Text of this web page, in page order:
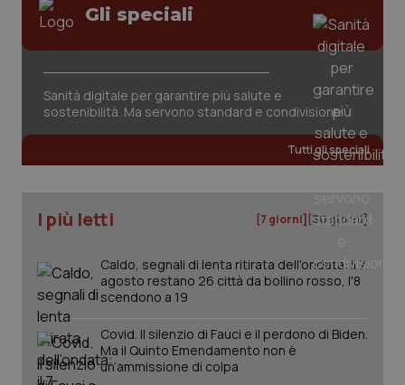
Gli speciali
Sanità digitale per garantire più salute e
sostenibilità. Ma servono standard e condivisione
Tutti gli speciali
I più letti [7 giorni] [30 giorni]
Caldo, segnali di lenta ritirata dell'ondata: il 7
agosto restano 26 città da bollino rosso, l'8
scendono a 19
Covid. Il silenzio di Fauci e il perdono di Biden.
Ma il Quinto Emendamento non è
un’ammissione di colpa
tracking-enable
www.quotidianosanita.it
tracking-sites-ironfish-
www.quotidianosanita.it
_ga
Google LLC
.quotidianosanita.it